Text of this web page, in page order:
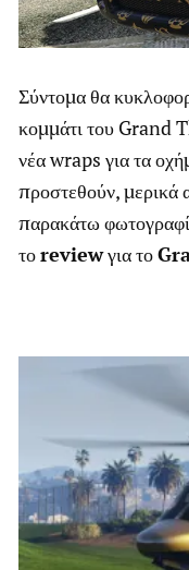
Σύντομα θα
κομμάτι του Grand
νέα wraps για τα
προστεθούν, μερικά
παρακάτω
τοreviewγια το